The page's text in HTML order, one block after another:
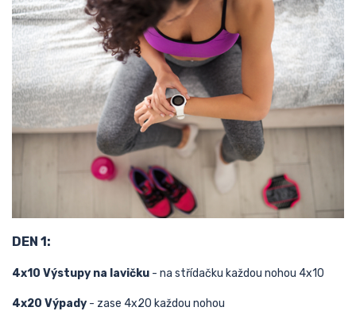
DEN 1:
4x10 Výstupy na lavičku - na střídačku každou nohou 4x10
4x20 Výpady - zase 4x20 každou nohou